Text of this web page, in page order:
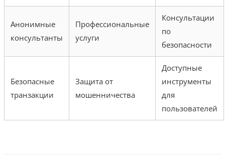
Анонимные
консультанты
Профессиональные
услуги
Консультации
по
безопасности
Безопасные
транзакции
Защита от
мошенничества
Доступные
инструменты
для
пользователей